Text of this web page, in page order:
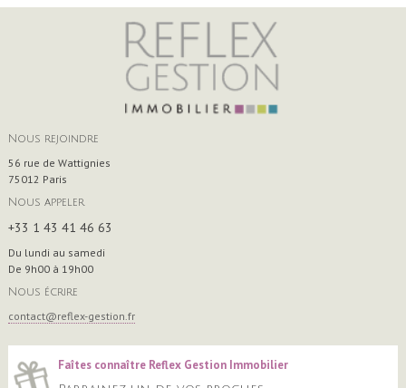
Nous rejoindre
56 rue de Wattignies
75012 Paris
Nous appeler
+33 1 43 41 46 63
Du lundi au samedi
De 9h00 à 19h00
Nous écrire
contact@reflex-gestion.fr
Faîtes connaître Reflex Gestion Immobilier